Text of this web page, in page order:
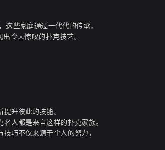
这些家庭通过一代代的传承，
出令人惊叹的扑克技艺。
升彼此的技能。
人都是来自这样的扑克家族。
巧不仅来源于个人的努力，